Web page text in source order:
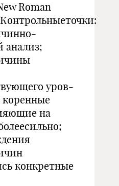
Roman
ана­лиз;
уров­
на
конкретные